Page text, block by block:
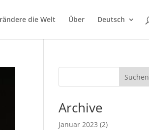
die Welt Über Deutsch
Suchen
Archive
Januar 2023 (2)